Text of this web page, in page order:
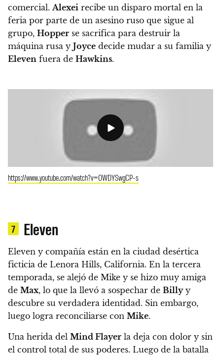
comercial. Alexei recibe un disparo mortal en la
feria por parte de un asesino ruso que sigue al
grupo, Hopper se sacrifica para destruir la
máquina rusa y Joyce decide mudar a su familia y
Eleven fuera de Hawkins.
https://www.youtube.com/watch?v=OWDYSwgCP-s
7 Eleven
Eleven y compañía están en la ciudad desértica
ficticia de Lenora Hills, California. En la tercera
temporada, se alejó de Mike y se hizo muy amiga
de Max, lo que la llevó a sospechar de Billyy
descubre su verdadera identidad. Sin embargo,
luego logra reconciliarse con Mike.
Una herida del Mind Flayer la deja con dolor y sin
el control total de sus poderes. Luego de la batalla